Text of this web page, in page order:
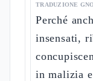
TRADUZIONE
Perché
insensati,
in malizia